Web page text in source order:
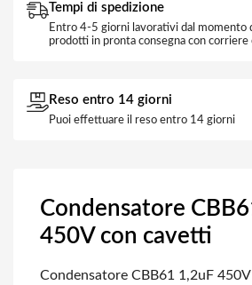
Tempi di spedizione
Entro 4-5 giorni lavorativi dal momento
prodotti in pronta consegna con corriere
Reso entro 14 giorni
Puoi effettuare il reso entro 14 giorni
Condensatore
450V con cavetti
Condensatore CBB61 1,2uF